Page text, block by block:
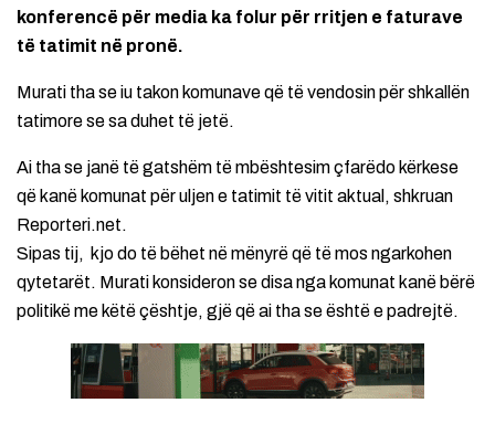
konferencë për media ka folur për rritjen e faturave
të tatimit në pronë.
Murati tha se iu takon komunave që të vendosin për shkallën
tatimore se sa duhet të jetë.
Ai tha se janë të gatshëm të mbështesim çfarëdo kërkese
që kanë komunat për uljen e tatimit të vitit aktual, shkruan
Reporteri.net.
Sipas tij, kjo do të bëhet në mënyrë që të mos ngarkohen
qytetarët. Murati konsideron se disa nga komunat kanë bërë
politikë me këtë çështje, gjë që ai tha se është e padrejtë.